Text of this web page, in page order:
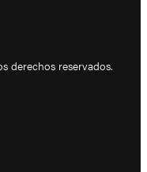
derechos reservados.